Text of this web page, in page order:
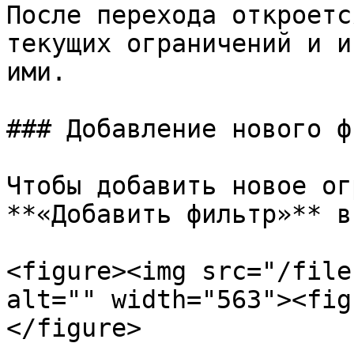
После перехода
текущих ограничений и
ими.
### Добавление нового
Чтобы добавить новое
**«Добавить фильтр»**
<figure><img src="/files/
alt=""
</figure>